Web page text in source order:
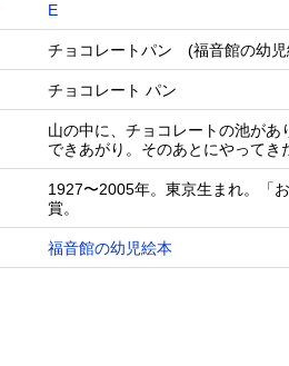
E
チョコレートパン (福音館の幼児
チョコレート パン
山の中に、チョコレートの池が
できあがり。そのあとにやって
1927〜2005年。東京生まれ。「
賞。
福音館の幼児絵本